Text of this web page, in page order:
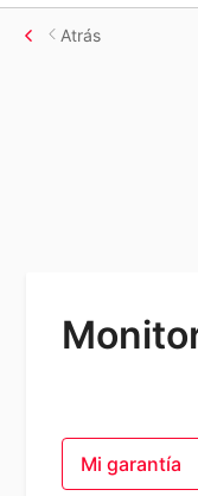
Atrás
Mi garantía